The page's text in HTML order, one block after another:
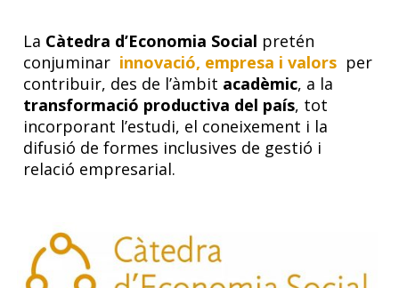
La Càtedra d’Economia Social pretén
conjuminar innovació, empresa i valors per
contribuir, des de l’àmbit acadèmic, a la
transformació productiva del país, tot
incorporant l’estudi, el coneixement i la
difusió de formes inclusives de gestió i
relació empresarial.